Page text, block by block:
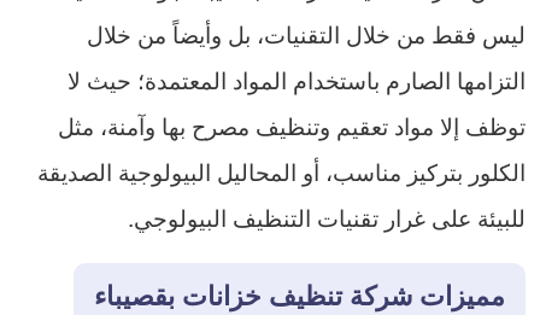
ليس فقط من خلال التقنيات، بل وأيضاً من خلال
التزامها الصارم باستخدام المواد المعتمدة؛ حيث لا
توظف إلا مواد تعقيم وتنظيف مصرح بها وآمنة، مثل
الكلور بتركيز مناسب، أو المحاليل البيولوجية الصديقة
للبيئة على غرار تقنيات التنظيف البيولوجي.
مميزات شركة تنظيف خزانات بقصيباء